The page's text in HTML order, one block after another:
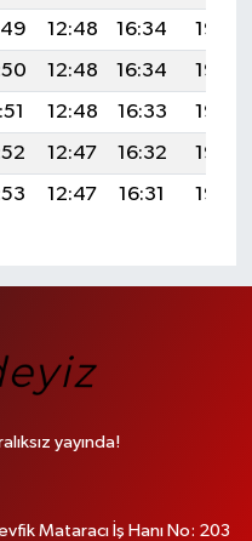
12:48 16:34
19:38
12:48 16:34
19:36
12:48 16:33
19:35
12:47 16:32
19:33
12:47 16:31 19:32
yayında!
Mataracı İş Hanı No: 203